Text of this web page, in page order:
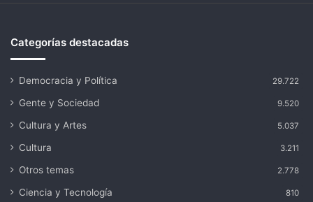
Categorías destacadas
Democracia y Política 29.722
Gente y Sociedad 9.520
Cultura y Artes 5.037
Cultura 3.211
Otros temas 2.778
Ciencia y Tecnología 810